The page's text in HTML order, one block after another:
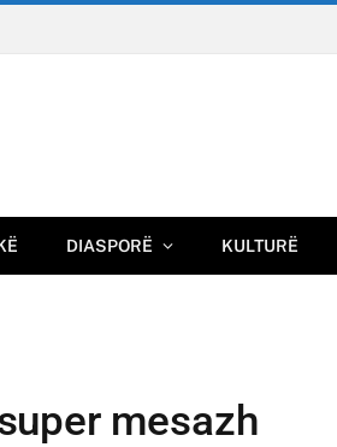
DIASPORË KULTURË
mesazh